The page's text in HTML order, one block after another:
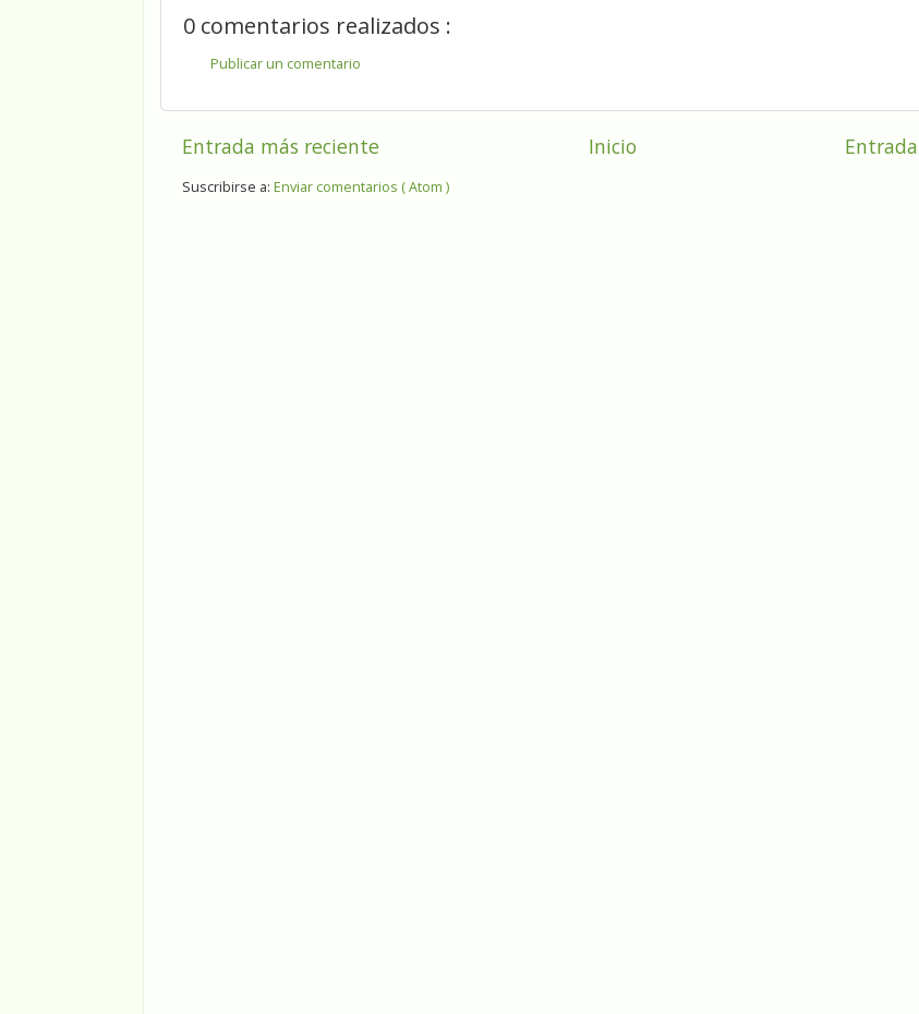
0 comentarios realizados :
Publicar un comentario
Entrada más reciente Inicio
Suscribirse a: Enviar comentarios ( Atom )